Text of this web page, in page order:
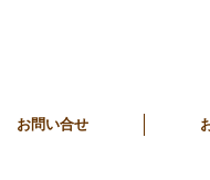
お問い合せ